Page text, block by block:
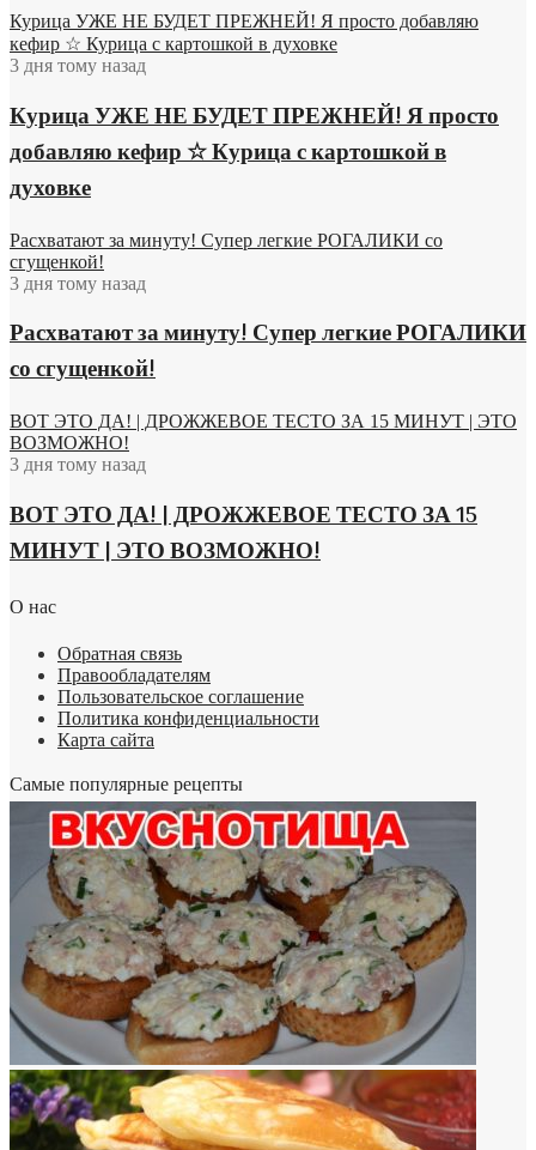
Курица УЖЕ НЕ БУДЕТ ПРЕЖНЕЙ! Я просто добавляю
кефир ☆ Курица с картошкой в духовке
3 дня тому назад
Курица УЖЕ НЕ БУДЕТ ПРЕЖНЕЙ! Я просто
добавляю кефир ☆ Курица с картошкой в
духовке
Расхватают за минуту! Супер легкие РОГАЛИКИ со
сгущенкой!
3 дня тому назад
Расхватают за минуту! Супер легкие РОГАЛИКИ
со сгущенкой!
ВОТ ЭТО ДА! | ДРОЖЖЕВОЕ ТЕСТО ЗА 15 МИНУТ | ЭТО
ВОЗМОЖНО!
3 дня тому назад
ВОТ ЭТО ДА! | ДРОЖЖЕВОЕ ТЕСТО ЗА 15
МИНУТ | ЭТО ВОЗМОЖНО!
О нас
Обратная связь
Правообладателям
Пользовательское соглашение
Политика конфиденциальности
Карта сайта
Самые популярные рецепты